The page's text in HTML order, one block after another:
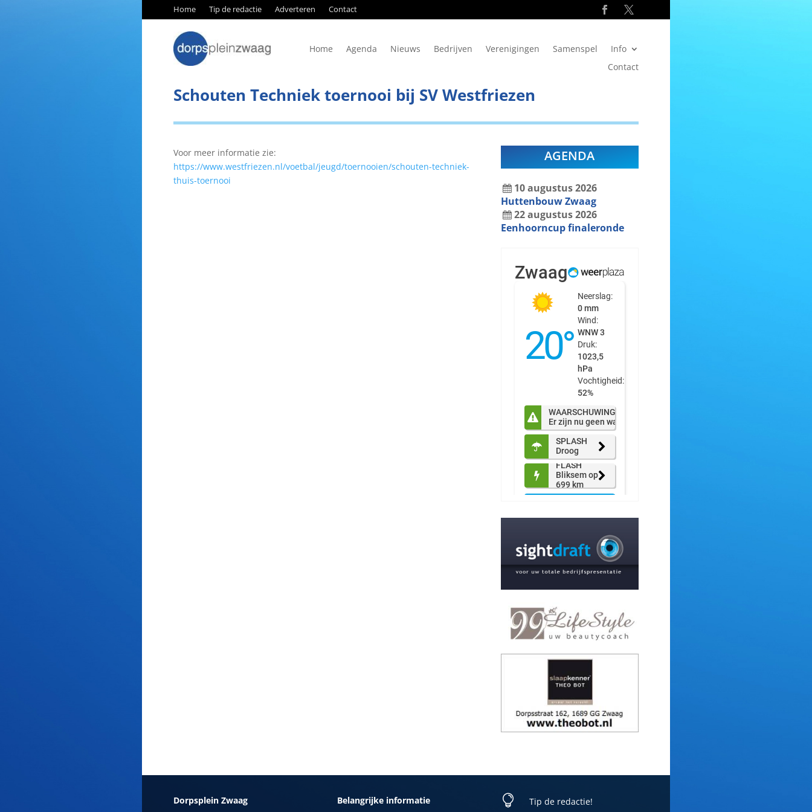
Home Tip de redactie Adverteren Contact
Home Agenda Nieuws Bedrijven Verenigingen Samenspel
Info
Contact
Schouten Techniek toernooi bij SV Westfriezen
Voor meer informatie zie:
https://www.westfriezen.nl/voetbal/jeugd/toernooien/schouten-techniek-
thuis-toernooi
AGENDA
10augustus2026
Huttenbouw Zwaag
22augustus2026
Eenhoorncup finaleronde
Dorpsplein Zwaag Belangrijke informatie  Tip de redactie!